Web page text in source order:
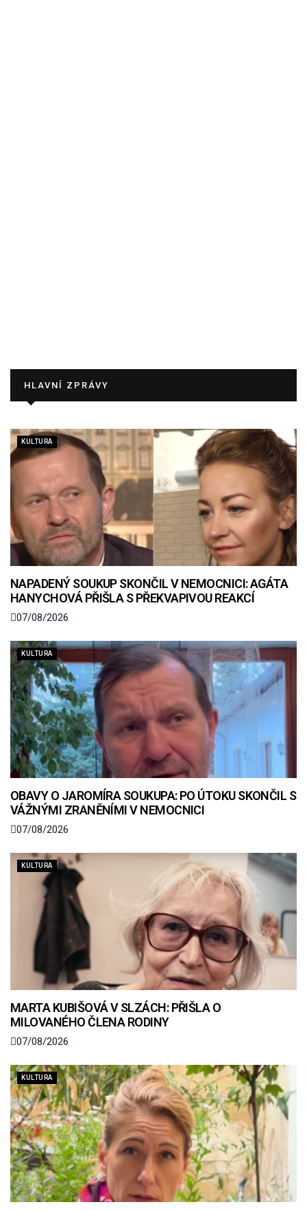
HLAVNÍ ZPRÁVY
KULTURA
NAPADENÝ SOUKUP SKONČIL V NEMOCNICI: AGÁTA
HANYCHOVÁ PŘIŠLA S PŘEKVAPIVOU REAKCÍ
07/08/2026
KULTURA
OBAVY O JAROMÍRA SOUKUPA: PO ÚTOKU SKONČIL S
VÁŽNÝMI ZRANĚNÍMI V NEMOCNICI
07/08/2026
KULTURA
MARTA KUBIŠOVÁ V SLZÁCH: PŘIŠLA O
MILOVANÉHO ČLENA RODINY
07/08/2026
KULTURA